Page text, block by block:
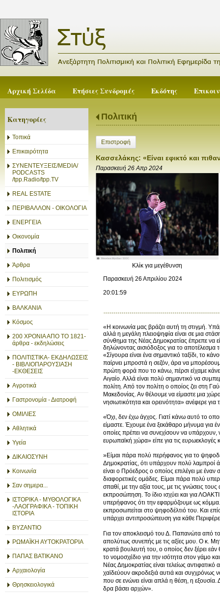
Αρχική Σελίδα Ετήσιες Συνδρομές Εκδότης
Κατηγορίες
Τοπικά
Επικαιρότητα
ΣΥΝΕΝΤΕΥΞΕΙΣ/MEDIA/
PODCASTS
/tpp.Radio/tpp.TV
REAL ESTATE
ΠΕΡΙΒΑΛΛΟΝ - ΟΙΚΟΛΟΓΙΑ
ΕΝΕΡΓΕΙΑ
Οικονομία
Πολιτική
Άρθρα
Πολιτισμός
ΕΥΡΩΠΗ
ΒΑΛΚΑΝΙΑ
Κόσμος
200 ΧΡΟΝΙΑ ΑΠΟ ΤΟ 1821-
άρθρα - εκδηλώσεις
ΠΟΛΙΤΙΣΤΙΚΑ- ΕΚΔΗΛΩΣΕΙΣ
- ΒΙΒΛΙΟΠΑΡΟΥΣΙΑΣΗ
-ΕΚΘΕΣΕΙΣ
Αγροτικά
Γαστρονομία - Διατροφή
ΟΜΙΛΙΕΣ
Αθλητικά
Υγεία
ΔΙΚΑΙΟΣΥΝΗ
Κοινωνία
Σαν σημερα...
ΙΣΤΟΡΙΚΑ - ΜΥΘΟΛΟΓΙΚΑ
-ΛΑΟΓΡΑΦΙΚΑ - ΤΟΠΙΚΗ
ΙΣΤΟΡΙΑ
ΒΥΖΑΝΤΙΟ
ΡΩΜΑΪΚΗ ΑΥΤΟΚΡΑΤΟΡΙΑ
ΠΑΠΑΣ ΒΑΤΙΚΑΝΟ
Αρχαιολογία
Θρησκειολογικά
Πολιτική
Επιστροφή
Κασσελάκης: «Είναι εφικτό και
Παρασκευή 26 Απρ 2024
Κλίκ για μεγέθυνση
Παρασκευή 26 Απριλίου 2024
20:01:59
«Η κοινωνία μας βράζει αυτή τη στιγμή.
αλλά η μεγάλη πλειοψηφία είναι σε μια
σύνθημα της Νέας Δημοκρατίας έπρεπε να
δηλώνοντας αισιόδοξος για το
«Σίγουρα είναι ένα σημαντικό ταξίδι, το
παίρνει μπροστά η σεζόν, άρα να
πρώτη φορά που το κάνω, πέρσι είχαμε
Αιγαίο. Αλλά είναι πολύ σημαντικό να
πολίτη. Από τον πολίτη ο οποίος ζει στη
Μακεδονίας. Αν θέλουμε να είμαστε μια
νησιωτικότητα και ορεινότητα» ανέφερε για
«Όχι, δεν έχω άγχος. Γιατί κάνω αυτό το
είμαστε. Έχουμε ένα ξεκάθαρο μήνυμα για
οποίες πρέπει να συνεχίσουν να
ευρωπαϊκή χώρα» είπε για τις
»Είμαι πάρα πολύ περήφανος για το
Δημοκρατίας, ότι υπάρχουν πολύ λαμπροί
είναι ο Πρόεδρος ο οποίος επιλέγει με
διαφορετικές ομάδες. Είμαι πάρα πολύ
σπαθί, με την αξία τους, με τις γνώσεις
εκπροσώπηση. Το ίδιο ισχύει και για
υπερήφανος ότι την εφαρμόζουμε ως
εκπροσωπείται στο ψηφοδέλτιό του. Και
υπάρχει αντιπροσώπευση για κάθε
Για τον αποκλεισμό του Δ. Παπανώτα από
απολύτως συνεπής με τις αξίες μου. Ο κ.
κρατά βουλευτή του, ο οποίος δεν ξέρει
το νομοσχέδιο για την ισότητα στον γάμο
Νέας Δημοκρατίας είναι τελείως
χαϊδεύουν ακροδεξιά αυτιά και συγχρόνως
που σε ενώνει είναι απλά η θέση, η
δρα βάσει αρχών».